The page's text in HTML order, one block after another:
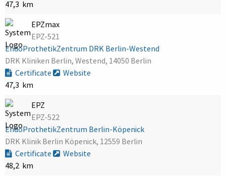
47,3 km
EPZmax
EPZ-521
EndoProthetikZentrum DRK Berlin-Westend
DRK Kliniken Berlin, Westend, 14050 Berlin
Certificate
Website
47,3 km
EPZ
EPZ-522
EndoProthetikZentrum Berlin-Köpenick
DRK Klinik Berlin Köpenick, 12559 Berlin
Certificate
Website
48,2 km